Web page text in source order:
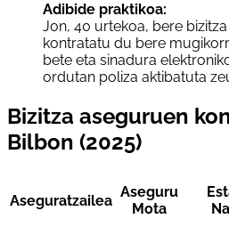
Adibide praktikoa:
Jon, 40 urtekoa, bere
kontratatu du bere
bete eta sinadura
ordutan poliza aktibatuta
Bizitza aseguruen
Bilbon (2025)
Aseguratzailea
Aseguru
Mota